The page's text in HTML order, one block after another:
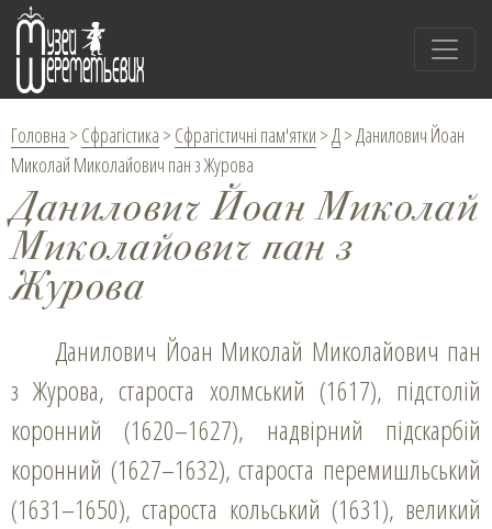
Головна > Сфрагістика > Сфрагістичні пам'ятки >Д>Данилович Йоан
Миколай Миколайович пан з Журова
Данилович Йоан Миколай
Миколайович пан з
Журова
Данилович Йоан Миколай Миколайович пан
з Журова, староста холмський (1617), підстолій
коронний (1620–1627), надвірний підскарбій
коронний (1627–1632), староста перемишльський
(1631–1650), староста кольський (1631), великий